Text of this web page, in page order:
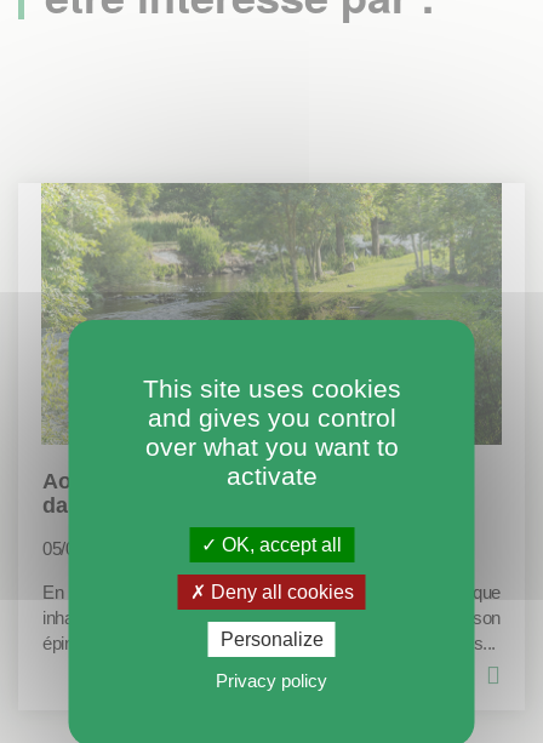
Août redonne des couleurs au tourisme
dans l'Orne
05/08/2026
En dépit d’un contexte économique et météorologique
inhabituel, juillet a permis au tourisme ornais de tirer son
épingle du jeu. Et août promet déjà de lui redonner de belles...
This site uses cookies
and gives you control
over what you want to
activate
OK, accept all
Deny all cookies
Personalize
Privacy policy